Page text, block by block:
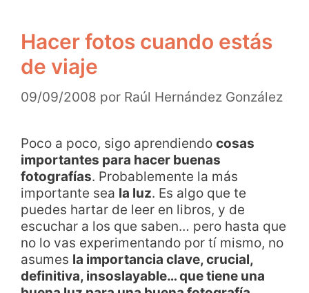
Hacer fotos cuando estás
de viaje
09/09/2008 por Raúl Hernández González
Poco a poco, sigo aprendiendo cosas
importantes para hacer buenas
fotografías. Probablemente la más
importante sea la luz. Es algo que te
puedes hartar de leer en libros, y de
escuchar a los que saben… pero hasta que
no lo vas experimentando por tí mismo, no
asumes la importancia clave, crucial,
definitiva, insoslayable… que tiene una